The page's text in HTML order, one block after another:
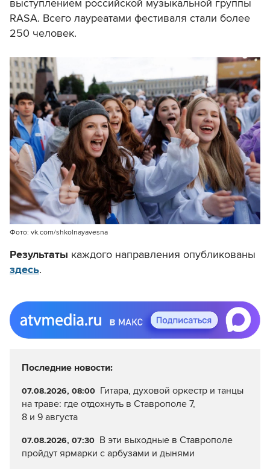
выступлением российской музыкальной группы
RASA. Всего лауреатами фестиваля стали более
250 человек.
Фото: vk.com/shkolnayavesna
Результаты каждого направления опубликованы
здесь.
Последние новости:
07.08.2026, 08:00 Гитара, духовой оркестр и танцы
на траве: где отдохнуть в Ставрополе 7,
8 и 9 августа
07.08.2026, 07:30 В эти выходные в Ставрополе
пройдут ярмарки с арбузами и дынями